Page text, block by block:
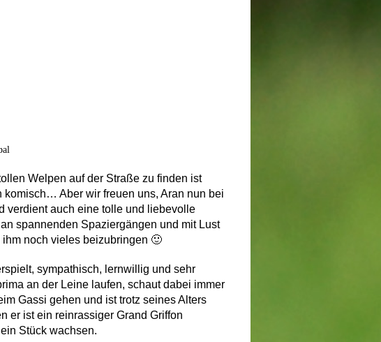
Welpen auf der Straße zu finden ist
komisch… Aber wir freuen uns, Aran nun bei
verdient auch eine tolle und liebevolle
spannenden Spaziergängen und mit Lust
noch vieles beizubringen 🙂
sympathisch, lernwillig und sehr
an der Leine laufen, schaut dabei immer
Gassi gehen und ist trotz seines Alters
er ist ein reinrassiger Grand Griffon
Stück wachsen.